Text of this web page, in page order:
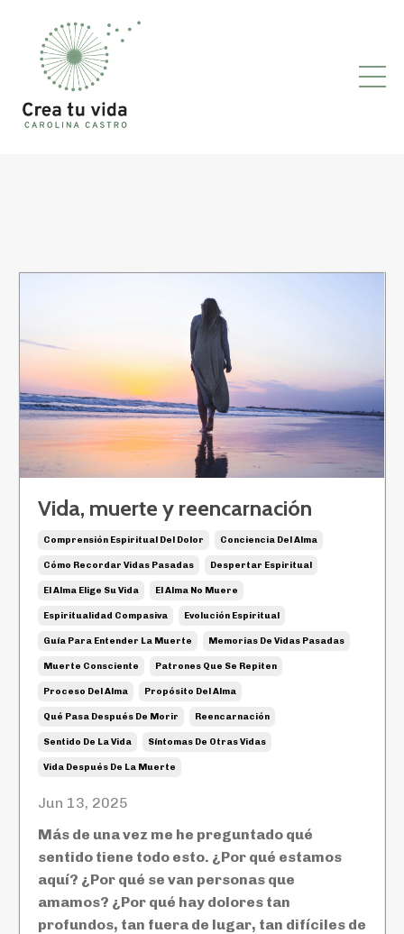
Vida, muerte y reencarnación
Comprensión Espiritual Del Dolor Conciencia Del Alma
Cómo Recordar Vidas Pasadas Despertar Espiritual
El Alma Elige Su Vida El Alma No Muere
Espiritualidad Compasiva Evolución Espiritual
Guía Para Entender La Muerte Memorias De Vidas Pasadas
Muerte Consciente Patrones Que Se Repiten
Proceso Del Alma Propósito Del Alma
Qué Pasa Después De Morir Reencarnación
Sentido De La Vida Síntomas De Otras Vidas
Vida Después De La Muerte
Jun 13, 2025
Más de una vez me he preguntado qué
sentido tiene todo esto. ¿Por qué estamos
aquí? ¿Por qué se van personas que
amamos? ¿Por qué hay dolores tan
profundos, tan fuera de lugar, tan difíciles de